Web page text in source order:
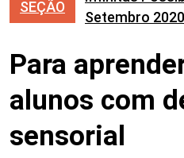
SEÇÃO
Setembro 2020
Para
alunos com
sensorial